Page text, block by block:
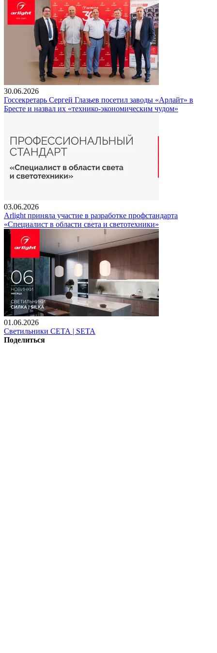
30.06.2026
Госсекретарь Сергей Глазьев посетил заводы «Арлайт» в
Бресте и назвал их «технико-экономическим чудом»
03.06.2026
Arlight приняла участие в разработке профстандарта
«Специалист в области света и светотехники»
01.06.2026
Светильники СЕТА | SETA
Поделиться